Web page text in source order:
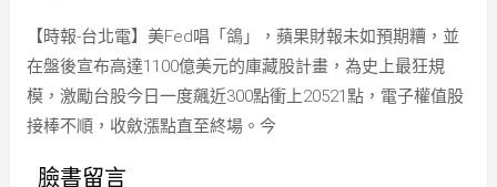
【時報-台北電】美Fed唱「鴿」，蘋果財報未如預期糟，並
在盤後宣布高達1100億美元的庫藏股計畫，為史上最狂規
模，激勵台股今日一度飆近300點衝上20521點，電子權值股
接棒不順，收斂漲點直至終場。今
臉書留言